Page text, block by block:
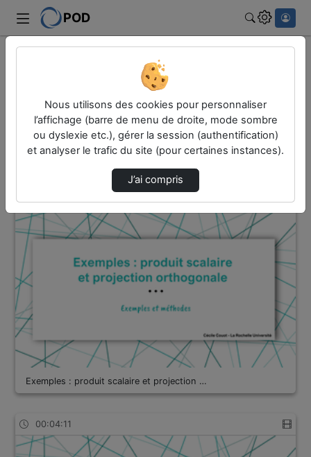
POD
11 vidéos trouvées
Audio Vidéo
Direction de tri
00:03:43
Exemples : produit scalaire et projection …
00:04:11
Nous utilisons des cookies pour personnaliser
l’affichage (barre de menu de droite, mode sombre
ou dyslexie etc.), gérer la session (authentification)
et analyser le trafic du site (pour certaines instances).
J’ai compris